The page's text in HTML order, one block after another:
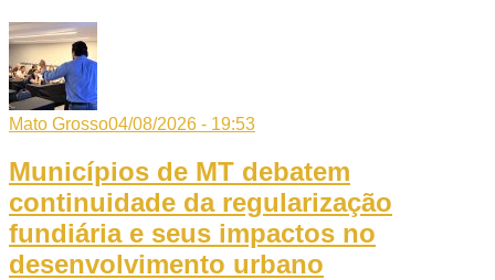
Mato Grosso04/08/2026 - 19:53
Municípios de MT debatem
continuidade da regularização
fundiária e seus impactos no
desenvolvimento urbano